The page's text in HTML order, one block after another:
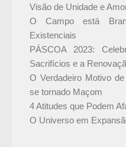
Visão de Unidade e
O Campo está
Existenciais
PÁSCOA 2023:
Sacrifícios e a
O Verdadeiro Motivo
se tornado Maçom
4 Atitudes que Podem
O Universo em